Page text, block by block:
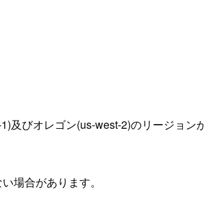
びオレゴン(us-west-2)のリージョ
場合があります。